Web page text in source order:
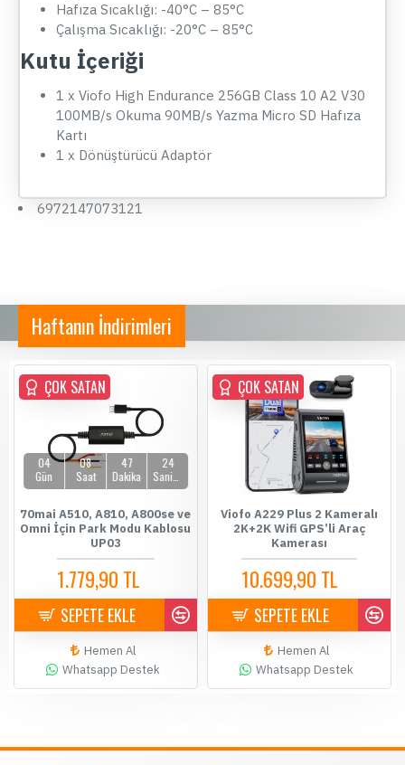
Hafıza Sıcaklığı: -40°C – 85°C
Çalışma Sıcaklığı: -20°C – 85°C
Kutu İçeriği
1 x Viofo High Endurance 256GB Class 10 A2 V30
100MB/s Okuma 90MB/s Yazma Micro SD Hafıza
Kartı
1 x Dönüştürücü Adaptör
6972147073121
Haftanın İndirimleri
ÇOK SATAN
04
Gün
08
Saat
47
Dakika
24
70mai A510, A810, A800se ve
Omni İçin Park Modu Kablosu
UP03
1.779,90 TL
SEPETE EKLE
Hemen Al
Whatsapp Destek
ÇOK SATAN
ÇOK SATAN
Viofo A229 Plus 2 Kameralı
2K+2K Wifi GPS’li Araç
Kamerası
10.699,90 TL
SEPETE EKLE
Hemen Al
Whatsapp Destek